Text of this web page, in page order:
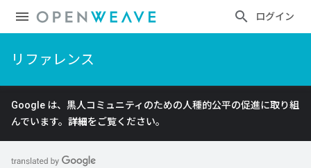
ログイン
リファレンス
Google は、黒人コミュニティのための人種的公平の促進に取り組
んでいます。 詳細をご覧ください。